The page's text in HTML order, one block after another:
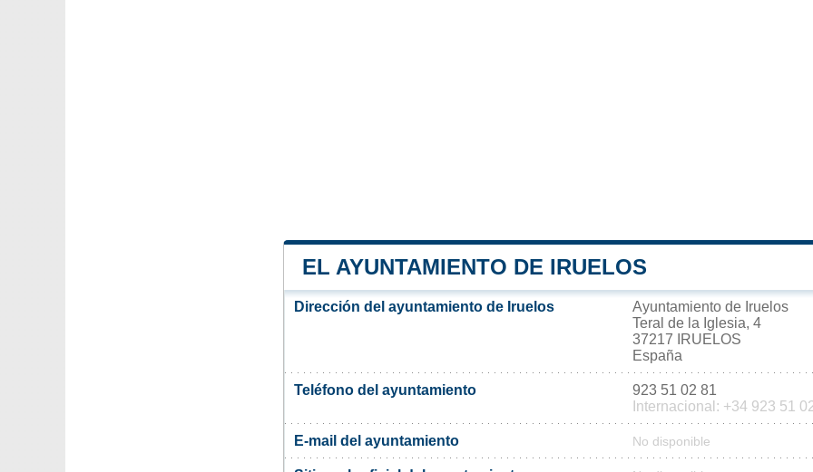
EL AYUNTAMIENTO DE IRUELOS
Dirección del ayuntamiento de Iruelos
Ayuntamiento de Iruelos
Teral de la Iglesia, 4
37217 IRUELOS
España
Teléfono del ayuntamiento
923 51 02 81
Internacional: +34 923 51
E-mail del ayuntamiento No disponible